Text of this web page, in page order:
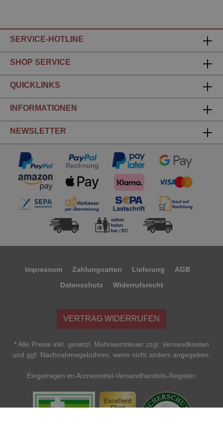
SERVICE-HOTLINE
SHOP SERVICE
QUICKLINKS
INFORMATIONEN
NEWSLETTER
Impressum Zahlungsarten Lieferung
AGB
Datenschutz
Widerrufsrecht
VERTRAG WIDERRUFEN
* Alle Preise inkl. gesetzl. Mehrwertsteuer zzgl. Versandkosten
und ggf. Nachnahmegebühren, wenn nicht anders angegeben.
Eingetragen im Arzneimittel-Versandhandels-Register.